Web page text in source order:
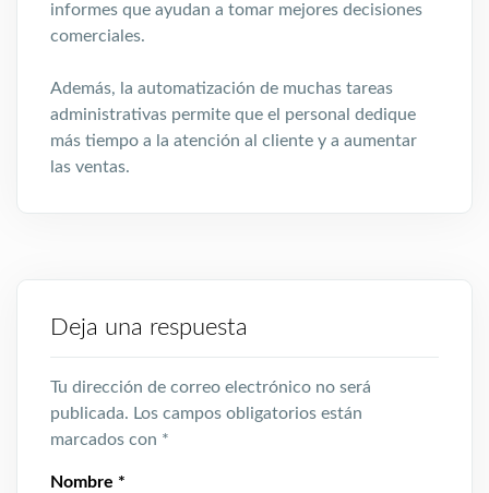
informes que ayudan a tomar mejores decisiones
comerciales.
Además, la automatización de muchas tareas
administrativas permite que el personal dedique
más tiempo a la atención al cliente y a aumentar
las ventas.
Deja una respuesta
Tu dirección de correo electrónico no será
publicada. Los campos obligatorios están
marcados con *
Nombre *